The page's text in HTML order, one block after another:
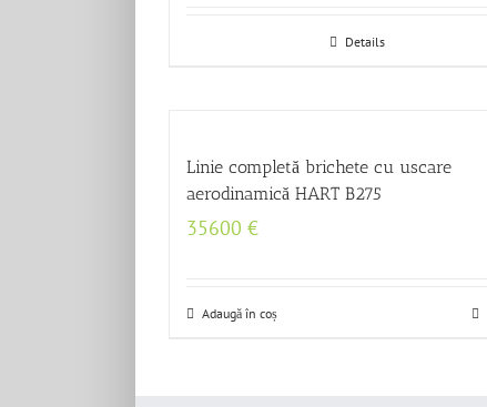
Details
Linie completă brichete cu uscare
aerodinamică HART B275
35600 €
Adaugă în coș